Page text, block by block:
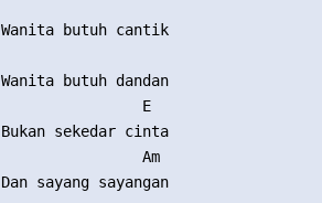
Wanita butuh cantik
Wanita butuh dandan
                E
Bukan sekedar cinta
                Am
Dan sayang sayangan